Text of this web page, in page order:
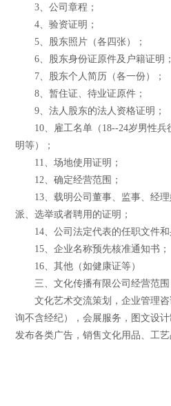
3、公司章程；
4、验资证明；
5、股东照片（各四张）；
6、股东身份证原件及户籍证明；
7、股东个人简历（各一份）；
8、暂住证、待业证原件；
9、法人股东的法人资格证明；
10、雇工名单（18--24岁男性兵
明等）；
11、场地使用证明；
12、确定经营范围；
13、载明公司董事、监事、经理
派、选举或者聘用的证明；
14、公司法定代表的任职文件和
15、企业名称预先核准通知书；
16、其他（如健康证等）
三、文化传播有限公司经营范围
文化艺术交流策划，企业管理咨
询不含经纪），会展服务，图文设
发布各类广告，销售文化用品、工艺